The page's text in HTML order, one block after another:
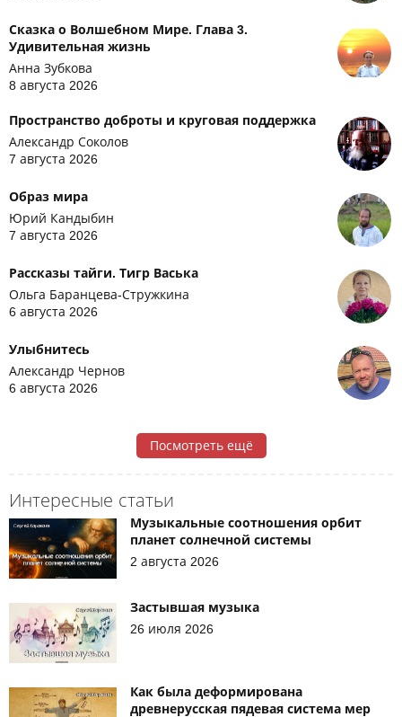
Сказка о Волшебном Мире. Глава 3.
Удивительная жизнь
Анна Зубкова
8 августа 2026
Пространство доброты и круговая поддержка
Александр Соколов
7 августа 2026
Образ мира
Юрий Кандыбин
7 августа 2026
Рассказы тайги. Тигр Васька
Ольга Баранцева-Стружкина
6 августа 2026
Улыбнитесь
Александр Чернов
6 августа 2026
Посмотреть ещё
Интересные статьи
Музыкальные соотношения орбит
планет солнечной системы
2 августа 2026
Застывшая музыка
26 июля 2026
Как была деформирована
древнерусская пядевая система мер